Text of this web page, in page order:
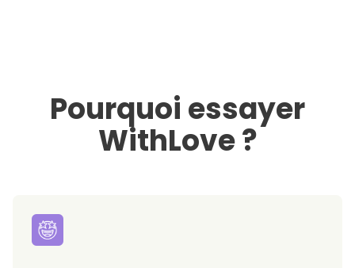
Pourquoi essayer
WithLove ?